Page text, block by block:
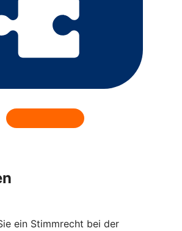
ein Stimmrecht bei der